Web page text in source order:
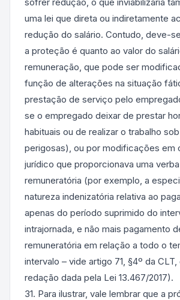
uma lei que direta ou indiretamente
redução do salário. Contudo, deve-
a proteção é quanto ao valor do
remuneração, que pode ser
função de alterações na situação
prestação de serviço pelo
se o empregado deixar de prestar
habituais ou de realizar o trabalho
perigosas), ou por modificações em
jurídico que proporcionava uma verba
remuneratória (por exemplo, a
natureza indenizatória relativa ao
apenas do período suprimido do
intrajornada, e não mais pagamento
remuneratória em relação a todo o
intervalo – vide artigo 71, §4º da CLT,
redação dada pela Lei 13.467/2017).
31. Para ilustrar, vale lembrar que a